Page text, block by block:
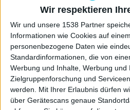
Wir respektieren
Wir und unsere 1538 Partner
Informationen wie Cookies auf
personenbezogene Daten wie
Standardinformationen, die von
Werbung und Inhalte, Werbung und
Zielgruppenforschung und
werden.
Mit Ihrer Erlaubnis dürfen
über Gerätescans genaue